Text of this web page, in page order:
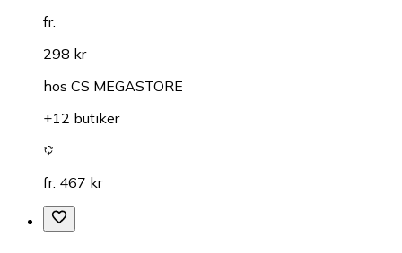
fr.
298 kr
hos CS MEGASTORE
+12 butiker
fr. 467 kr